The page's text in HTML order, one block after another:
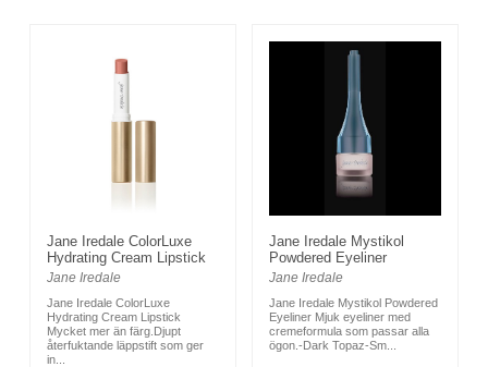
Jane Iredale ColorLuxe
Hydrating Cream Lipstick
Jane Iredale
Jane Iredale ColorLuxe
Hydrating Cream Lipstick
Mycket mer än färg.Djupt
återfuktande läppstift som ger
in...
Jane Iredale Mystikol
Powdered Eyeliner
Jane Iredale
Jane Iredale Mystikol Powdered
Eyeliner Mjuk eyeliner med
cremeformula som passar alla
ögon.-Dark Topaz-Sm...